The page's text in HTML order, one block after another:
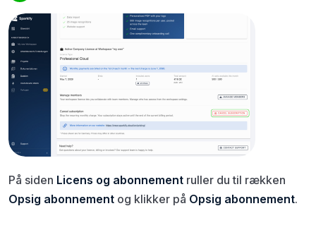
På siden Licens og abonnement ruller du til rækken
Opsig abonnement og klikker på Opsig abonnement.